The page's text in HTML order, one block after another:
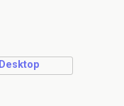
Desktop